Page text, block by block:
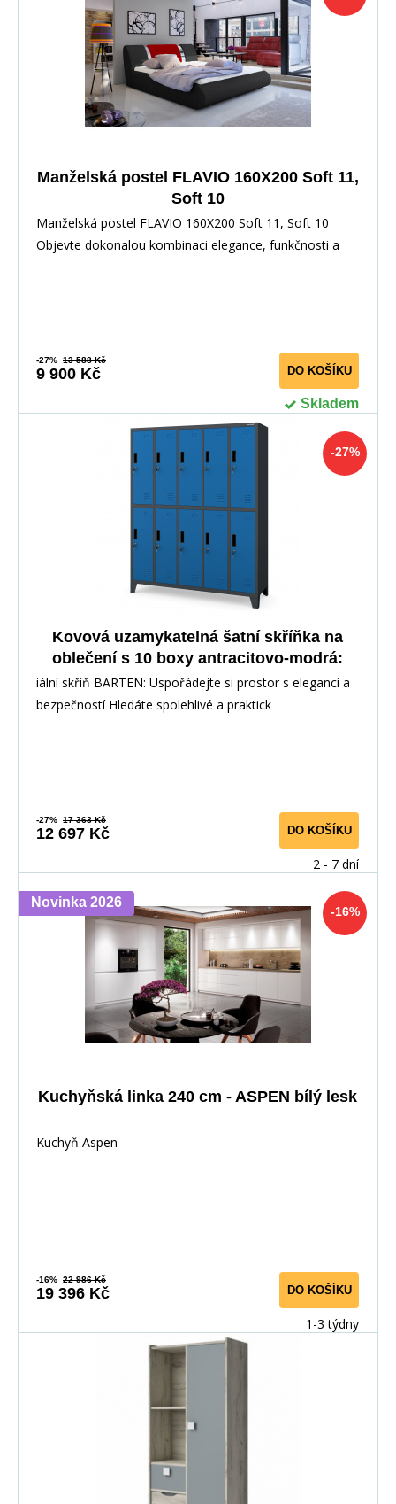
Manželská postel FLAVIO 160X200 Soft 11,
Soft 10
Manželská postel FLAVIO 160X200 Soft 11, Soft 10
Objevte dokonalou kombinaci elegance, funkčnosti a
-27% 13 588 Kč
9 900 Kč DO KOŠÍKU
Skladem
-27%
Kovová uzamykatelná šatní skříňka na
oblečení s 10 boxy antracitovo-modrá:
BARTEN 1360 x 1720 x 450 mm
iální skříň BARTEN: Uspořádejte si prostor s elegancí a
bezpečností Hledáte spolehlivé a praktick
-27% 17 363 Kč
12 697 Kč DO KOŠÍKU
2 - 7 dní
-16%
Novinka 2026
Kuchyňská linka 240 cm - ASPEN bílý lesk
Kuchyň Aspen
-16% 22 986 Kč
19 396 Kč DO KOŠÍKU
1-3 týdny